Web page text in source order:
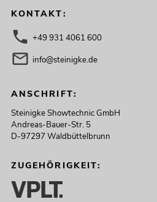
KONTAKT:
+49 931 4061 600
info@steinigke.de
ANSCHRIFT:
Steinigke Showtechnic GmbH
Andreas-Bauer-Str. 5
D-97297 Waldbüttelbrunn
ZUGEHÖRIGKEIT: